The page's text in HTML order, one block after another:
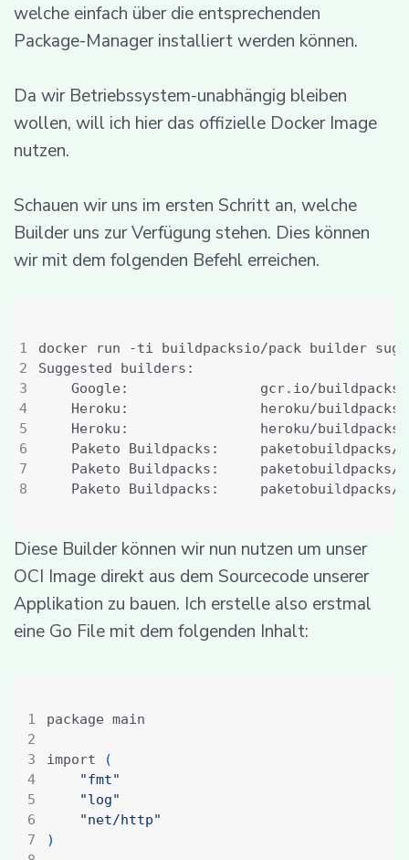
welche einfach über die entsprechenden
Package-Manager installiert werden können.
Da wir Betriebssystem-unabhängig bleiben
wollen, will ich hier das offizielle Docker Image
nutzen.
Schauen wir uns im ersten Schritt an, welche
Builder uns zur Verfügung stehen. Dies können
wir mit dem folgenden Befehl erreichen.
4
Google:                gcr.io/
Heroku:                heroku/
Heroku:                heroku/
Paketo Buildpacks:
Paketo Buildpacks:
Paketo Buildpacks:
Diese Builder können wir nun nutzen um unser
OCI Image direkt aus dem Sourcecode unserer
Applikation zu bauen. Ich erstelle also erstmal
eine Go File mit dem folgenden Inhalt:
4
import
(
"fmt"
"log"
"net/http"
)